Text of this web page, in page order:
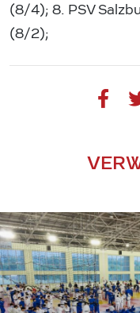
(8/4); 8. PSV
(8/2);